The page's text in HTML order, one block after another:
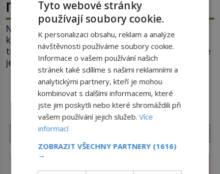
Na hlavním náměstí belgického města Ypres se
každé tři roky shromáždí tisíce lidí. Z věže slavné
tržnice létají do davu kočky, diváci jásají a snaží se
je chytit. Naštěstí už nejde o živá zvířata, ale
jenom o plyšové suvenýry. Kdysi to ale bylo jinak.
Tato veselá podívaná připomíná jeden z
nejpodivnějších a zároveň nejkrutějších zvyků […]
DALŠÍ ČLÁNKY Z RUBRIKY ›
Tyto webové stránky
používají soubory cookie.
K personalizaci obsahu, reklam a analýze
návštěvnosti používáme soubory cookie.
Informace o vašem používání našich
stránek také sdílíme s našimi reklamními a
analytickými partnery, kteří je mohou
kombinovat s dalšími informacemi, které
jste jim poskytli nebo které shromáždili při
vašem používání jejich služeb.Více
informací
ZOBRAZIT VŠECHNY PARTNERY (1616)
→